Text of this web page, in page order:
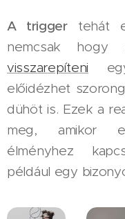
A triggertehát
nemcsak
visszarepíteni
előidézhet
dühöt is. Ezek a
meg, amikor
élményhez
például egy